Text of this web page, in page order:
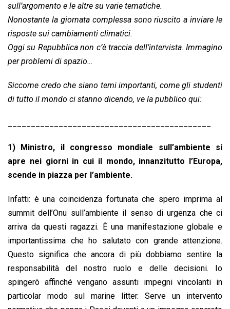
sull’argomento e le altre su varie tematiche.
Nonostante la giornata complessa sono riuscito a inviare le
risposte sui cambiamenti climatici.
Oggi su Repubblica non c’è traccia dell’intervista. Immagino
per problemi di spazio…
Siccome credo che siano temi importanti, come gli studenti
di tutto il mondo ci stanno dicendo, ve la pubblico qui:
1) Ministro, il congresso mondiale sull’ambiente si
apre nei giorni in cui il mondo, innanzitutto l’Europa,
scende in piazza per l’ambiente.
Infatti: è una coincidenza fortunata che spero imprima al
summit dell’Onu sull’ambiente il senso di urgenza che ci
arriva da questi ragazzi. È una manifestazione globale e
importantissima che ho salutato con grande attenzione.
Questo significa che ancora di più dobbiamo sentire la
responsabilità del nostro ruolo e delle decisioni. Io
spingerò affinché vengano assunti impegni vincolanti in
particolar modo sul marine litter. Serve un intervento